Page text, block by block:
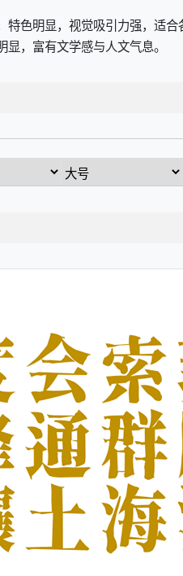
色明显，视觉吸引力强，适
，富有文学感与人文气息。